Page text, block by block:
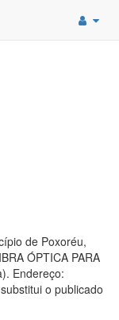
de Poxoréu,
ÓPTICA PARA
Endereço:
o publicado